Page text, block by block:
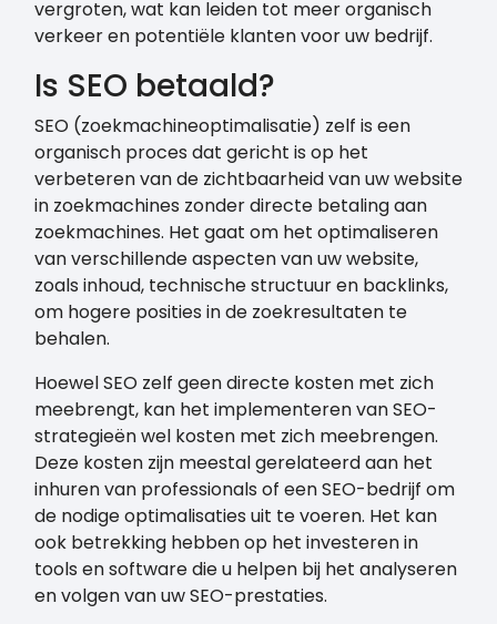
vergroten, wat kan leiden tot meer organisch
verkeer en potentiële klanten voor uw bedrijf.
Is SEO betaald?
SEO (zoekmachineoptimalisatie) zelf is een
organisch proces dat gericht is op het
verbeteren van de zichtbaarheid van uw website
in zoekmachines zonder directe betaling aan
zoekmachines. Het gaat om het optimaliseren
van verschillende aspecten van uw website,
zoals inhoud, technische structuur en backlinks,
om hogere posities in de zoekresultaten te
behalen.
Hoewel SEO zelf geen directe kosten met zich
meebrengt, kan het implementeren van SEO-
strategieën wel kosten met zich meebrengen.
Deze kosten zijn meestal gerelateerd aan het
inhuren van professionals of een SEO-bedrijf om
de nodige optimalisaties uit te voeren. Het kan
ook betrekking hebben op het investeren in
tools en software die u helpen bij het analyseren
en volgen van uw SEO-prestaties.